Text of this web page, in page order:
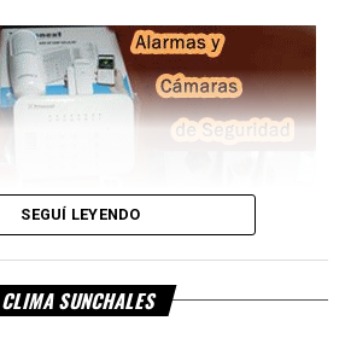
En el
operativo
intervinieron
Móvil N.º 4
Estación
SEGUÍ LEYENDO
CLIMA SUNCHALES